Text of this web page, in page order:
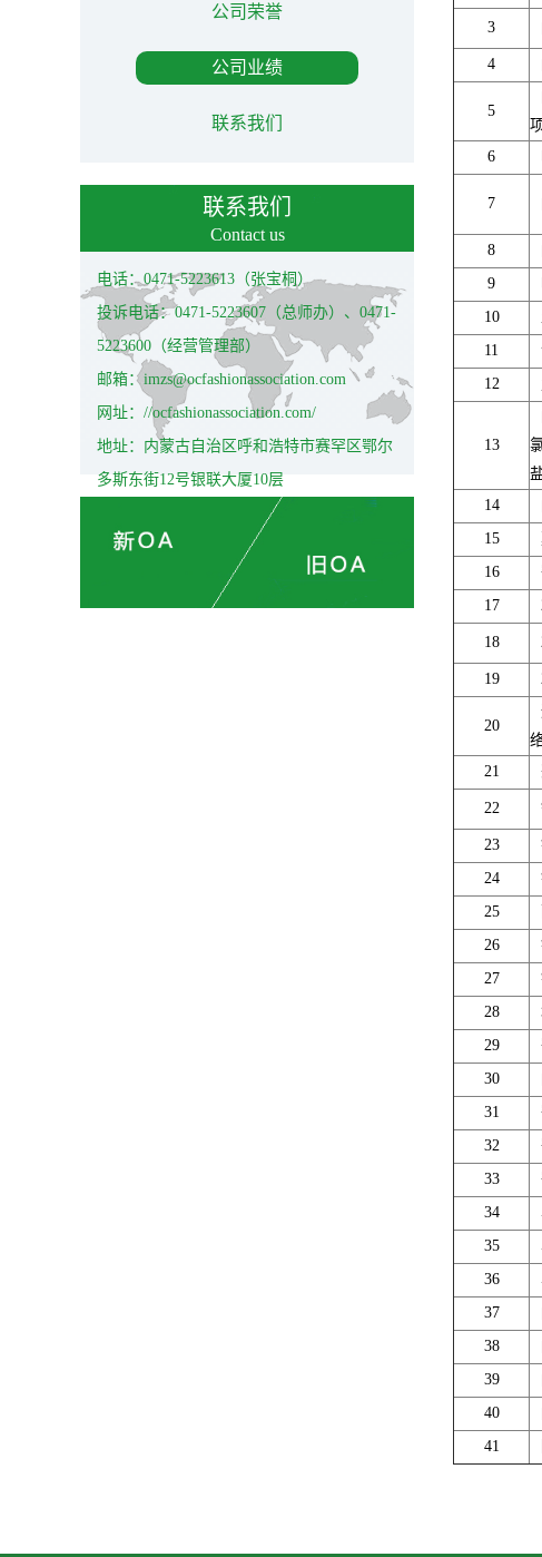
公司荣誉
公司业绩
联系我们
联系我们
Contact us
电话：0471-5223613（张宝桐）
投诉电话：0471-5223607（总师办）、0471-
5223600（经营管理部）
邮箱：imzs@ocfashionassociation.com
网址：//ocfashionassociation.com/
地址：内蒙古自治区呼和浩特市赛罕区鄂尔
多斯东街12号银联大厦10层
3
4
5
6
7
8
9
10
11
12
13
14
15
16
17
18
19
20
21
22
23
24
25
26
27
28
29
30
31
32
33
34
35
36
37
38
39
40
41